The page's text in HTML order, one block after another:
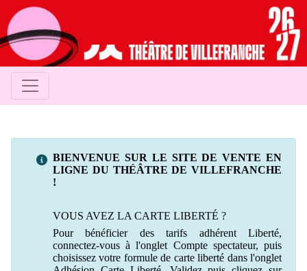
BIENVENUE SUR LE SITE DE VENTE EN
LIGNE DU THÉÂTRE DE VILLEFRANCHE
!
VOUS AVEZ LA CARTE LIBERTÉ ?
Pour bénéficier des tarifs adhérentLiberté,
connectez-vous à l'onglet Compte spectateur, puis
choisissez votre formule de carte liberté dans l'onglet